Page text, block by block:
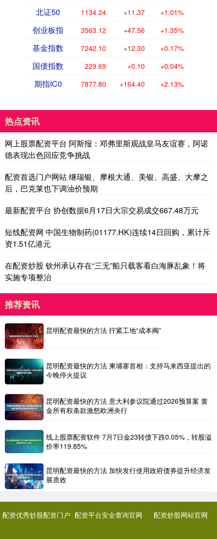
北证50 1134.24 +11.37 +1.01%
创业板指 3563.12 +47.56 +1.35%
基金指数 7242.10 +12.30 +0.17%
国债指数 229.69 +0.10 +0.04%
期指IC0 7877.80 +164.40 +2.13%
热点资讯
网上股票配资平台 阿斯报：邓弗里斯观战皇马友谊赛，阿诺
德表现出色回应竞争挑战
配资首选门户网站 继瑞银、摩根大通、美银、高盛、大摩之
后，巴克莱也下调油价预期
最新配资平台 协创数据6月17日大宗交易成交667.48万元
短线配资网 中国生物制药(01177.HK)连续14日回购，累计斥
资1.51亿港元
在配资炒股 钦州承认存在“三无”船只载客看白海豚乱象！将
实施专项整治
推荐资讯
昆明配资最快的方法 拧紧工地“成本阀”
昆明配资最快的方法 柬埔寨首相：支持马来西亚提出的
今晚停火提议
昆明配资最快的方法 意大利参议院通过2026预算案 黄
金所有权条款激怒欧洲央行
线上股票配资软件 7月7日金23转债下跌0.05%，转股溢
价率119.85%
昆明配资最快的方法 加快发行使用政府债券提升经济发
展质效
配资优秀炒股配资门户 配资平台安全查询官网 配资炒股网站官网